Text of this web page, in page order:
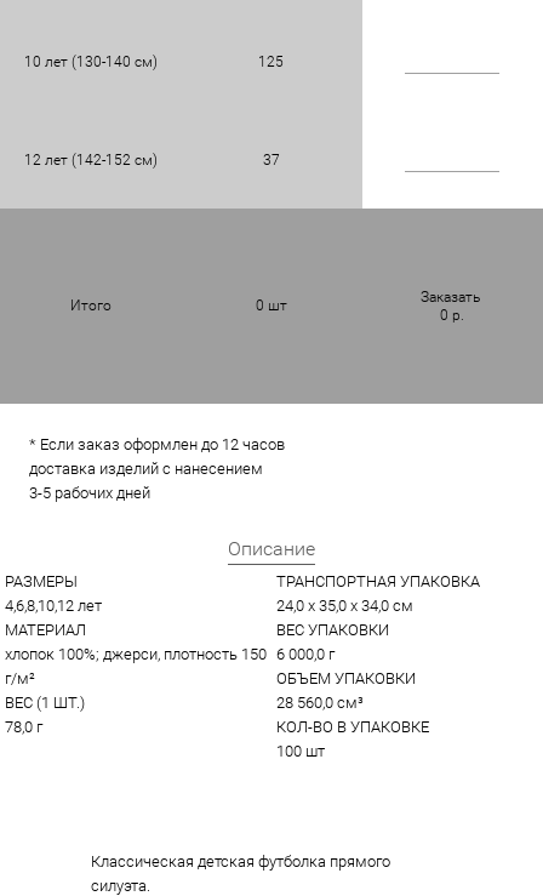
10 лет (130-140 см) 125
12 лет (142-152 см) 37
Итого 0 шт
Заказать
0 р.
* Если заказ оформлен до 12 часов
доставка изделий с нанесением
3-5 рабочих дней
Описание
РАЗМЕРЫ
4,6,8,10,12 лет
МАТЕРИАЛ
хлопок 100%; джерси, плотность 150
г/м²
ВЕС (1 ШТ.)
78,0 г
ТРАНСПОРТНАЯ УПАКОВКА
24,0 x 35,0 x 34,0 см
ВЕС УПАКОВКИ
6 000,0 г
ОБЪЕМ УПАКОВКИ
28 560,0 см³
КОЛ-ВО В УПАКОВКЕ
100 шт
Классическая детская футболка прямого
силуэта.